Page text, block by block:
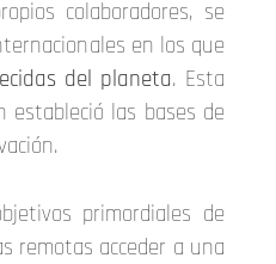
colaboradores, se
en los que
del planeta. Esta
las bases de
primordiales de
remotas acceder a una